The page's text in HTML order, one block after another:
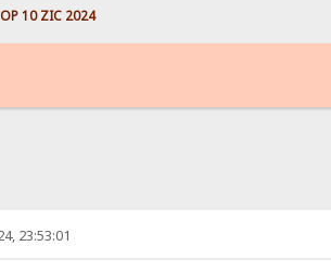
10 ZIC 2024
23:53:01